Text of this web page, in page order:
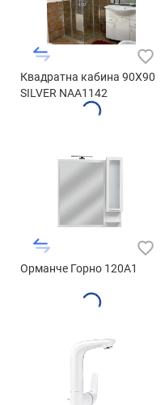
Квадратна кабина 90X90
SILVER NAA1142
Орманче Горно 120A1